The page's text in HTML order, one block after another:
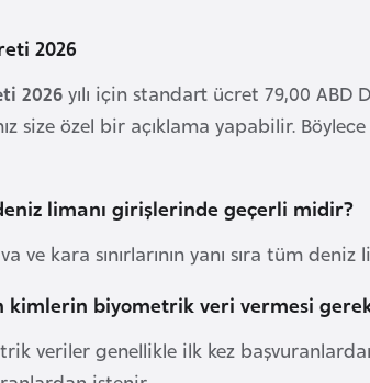
2026
2026 yılı için standart ücret 79,00 ABD
size özel bir açıklama yapabilir.
limanı girişlerinde geçerli midir?
ve kara sınırlarının yanı sıra tüm
kimlerin biyometrik veri vermesi
veriler genellikle ilk kez